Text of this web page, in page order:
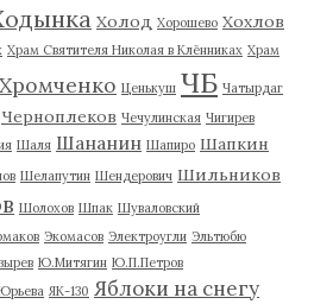
Холод Хорошево Хохлов
Храм Святителя Николая в Клённиках Храм
Хромченко Ценькуш ЧБ Чатырдаг
Черноплеков Чечулинская Чигирев
Шаля Шананин Шапиро Шапкин
Шелапутин Шендерович Шильников
Шолохов Шпак Шуваловский
Экомасов Электроугли Эльтюбю
Ю.Митягин Ю.П.Петров
ЯК-130 Яблоки на снегу